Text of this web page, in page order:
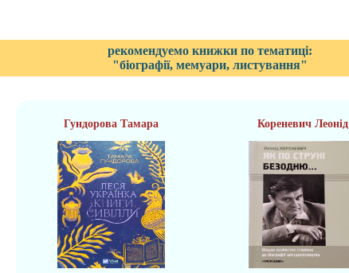
рекомендуемо книжки по тематиці:
"біографії, мемуари, листування"
Гундорова Тамара Кореневич Леонід